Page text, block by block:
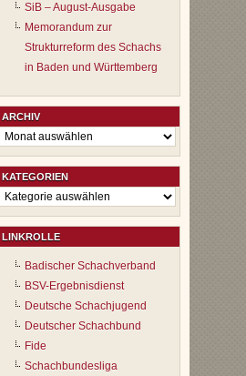
SiB – August-Ausgabe
Memorandum zur
Strukturreform des Schachs
in Baden und Württemberg
ARCHIV
Archiv
KATEGORIEN
Kategorien
LINKROLLE
Badischer Schachverband
BSV-Ergebnisdienst
Deutsche Schachjugend
Deutscher Schachbund
Fide
Schachbundesliga